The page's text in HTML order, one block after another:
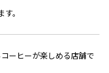
。
ーヒーが楽しめる店舗で